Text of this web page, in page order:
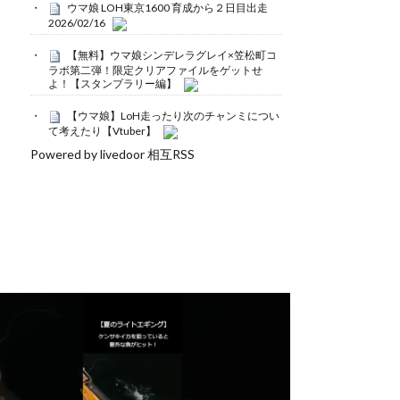
ウマ娘 LOH東京1600 育成から２日目出走
2026/02/16
【無料】ウマ娘シンデレラグレイ×笠松町コ
ラボ第二弾！限定クリアファイルをゲットせ
よ！【スタンプラリー編】
【ウマ娘】LoH走ったり次のチャンミについ
て考えたり【Vtuber】
Powered by livedoor 相互RSS